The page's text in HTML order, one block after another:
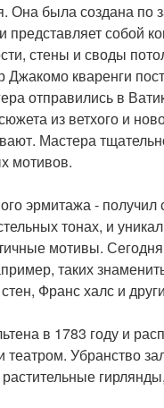
Она была создана по
представляет собой
стены и своды
кваренги
отправились в
из ветхого и
Мастера
мотивов.
эрмитажа - получил
тонах, и
мотивы.
таких
Франс халс и
в 1783 году и
Убранство